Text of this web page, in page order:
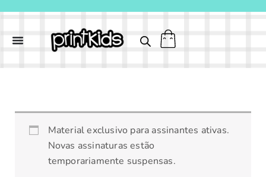
Material exclusivo para assinantes ativas.
Novas assinaturas estão
temporariamente suspensas.
PRINTBICHOS
quantidade